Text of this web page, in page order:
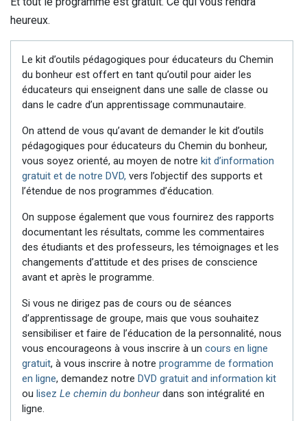
heureux.
Le kit d’outils pédagogiques pour éducateurs du Chemin
du bonheur est offert en tant qu’outil pour aider les
éducateurs qui enseignent dans une salle de classe ou
dans le cadre d’un apprentissage communautaire.
On attend de vous qu’avant de demander le kit d’outils
pédagogiques pour éducateurs du Chemin du bonheur,
vous soyez orienté, au moyen de notre kit d’information
gratuit et de notre DVD, vers l’objectif des supports et
l’étendue de nos programmes d’éducation.
On suppose également que vous fournirez des rapports
documentant les résultats, comme les commentaires
des étudiants et des professeurs, les témoignages et les
changements d’attitude et des prises de conscience
avant et après le programme.
Si vous ne dirigez pas de cours ou de séances
d’apprentissage de groupe, mais que vous souhaitez
sensibiliser et faire de l’éducation de la personnalité, nous
vous encourageons à vous inscrire à un cours en ligne
gratuit, à vous inscrire à notre programme de formation
en ligne, demandez notre DVD gratuit and information kit
ou lisez Le chemin du bonheurdans son intégralité en
ligne.